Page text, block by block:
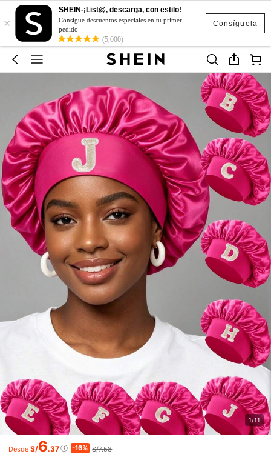
Consíguela
×
SHEIN-¡List@, descarga, con estilo!
Consigue descuentos especiales en tu primer
pedido
(5,000)
1/11
Desde S/6.37 -16% S/7.58